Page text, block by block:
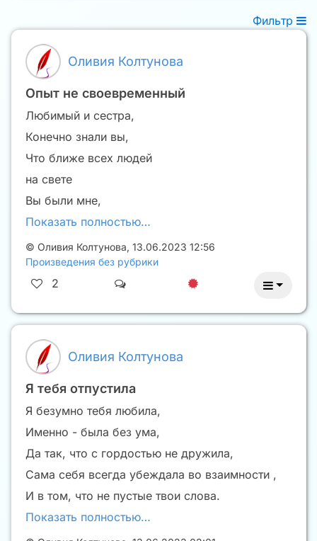
Фильтр
Оливия Колтунова
Опыт не своевременный
Любимый и сестра,
Конечно знали вы,
Что ближе всех людей
на свете
Вы были мне,
Показать полностью…
© Оливия Колтунова, 13.06.2023 12:56
Произведения без рубрики
2
Оливия Колтунова
Я тебя отпустила
Я безумно тебя любила,
Именно - была без ума,
Да так, что с гордостью не дружила,
Сама себя всегда убеждала во взаимности ,
И в том, что не пустые твои слова.
Показать полностью…